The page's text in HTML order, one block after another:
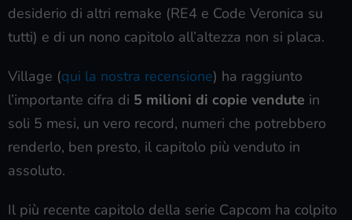
desiderio di altri remake (RE4 e Code Veronica su
tutti) e di un nono capitolo all’altezza non si placa.
Village (qui la nostra recensione) ha raggiunto
l’importante cifra di 5 milioni di copie vendute in
soli 5 mesi, un vero record, numeri che potrebbero
renderlo, ben presto, il capitolo più venduto in
assoluto.
Il più recente capitolo della serie Capcom ha colpito